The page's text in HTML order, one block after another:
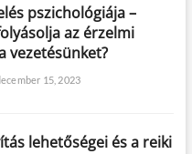
pszichológiája –
az érzelmi
vezetésünket?
15, 2023
lehetőségei és a reiki